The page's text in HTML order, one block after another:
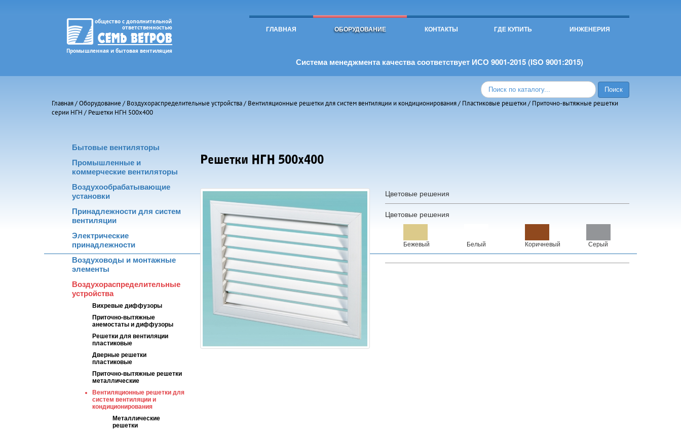
Toggle
navigationГЛАВНАЯ ОБОРУДОВАНИЕ КОНТАКТЫ ГДЕ КУПИТЬ ИНЖЕНЕРИЯ
Система менеджмента качества соответствует ИСО 9001-2015 (ISO 9001:2015)
Главная/Оборудование / Воздухораспределительные устройства/ Вентиляционные решетки для систем вентиляции и кондиционирования/ Пластиковые решетки / Приточно-вытяжные решетки
серии НГН / Решетки НГН 500х400
Бытовые вентиляторы
Промышленные и
коммерческие вентиляторы
Воздухообрабатывающие
установки
Принадлежности для систем
вентиляции
Электрические
принадлежности
Воздуховоды и монтажные
элементы
Воздухораспределительные
устройства
Вихревые диффузоры
Приточно-вытяжные
анемостаты и диффузоры
Решетки для вентиляции
пластиковые
Дверные решетки
пластиковые
Приточно-вытяжные решетки
металлические
Вентиляционные решетки для
систем вентиляции и
кондиционирования
Металлические
решетки
Решетки НГН 500х400
Цветовые решения
Цветовые решения
Бежевый Белый Коричневый Серый